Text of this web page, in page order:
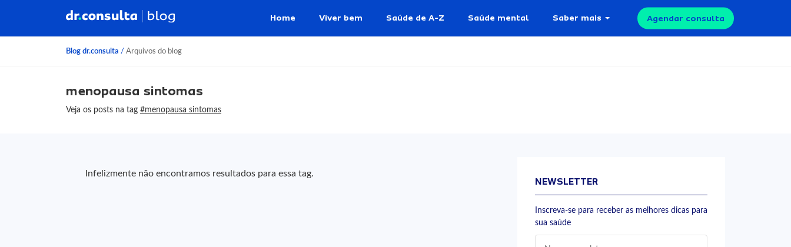
Home Viver bem Saúde de A-Z Saúde mental Saber mais Agendar consulta
Blog dr.consulta / Arquivos do blog
menopausa sintomas
Veja os posts na tag #menopausa sintomas
Infelizmente não encontramos resultados para essa tag.
NEWSLETTER
Inscreva-se para receber as melhores dicas para
sua saúde